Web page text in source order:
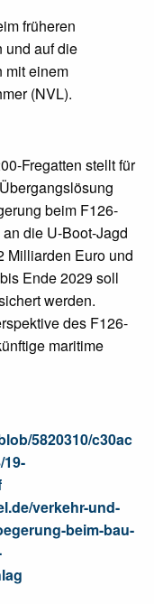
früheren
und auf die
mit einem
(NVL).
Fregatten stellt für
beim F126-
die U-Boot-Jagd
Milliarden Euro und
Ende 2029 soll
werden.
des F126-
maritime
5820310/c30ac
19-
verkehr-und-
beim-bau-